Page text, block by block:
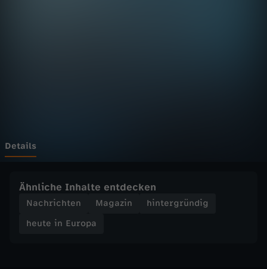
a
h
Details
Ähnliche Inhalte entdecken
Nachrichten Magazin
hintergründig
heute in Europa